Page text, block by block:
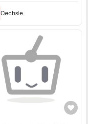
Oechsle